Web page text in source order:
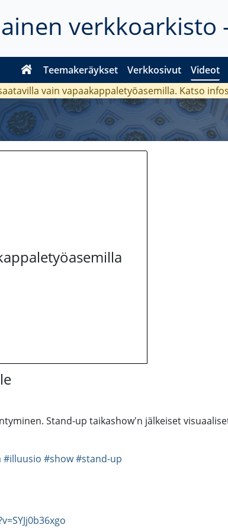
verkkoarkisto
Teemakeräykset Verkkosivut Videot
vain vapaakappaletyöasemilla. Katso
Stand-up taikashow'n jälkeiset
#illuusio #show#stand-up